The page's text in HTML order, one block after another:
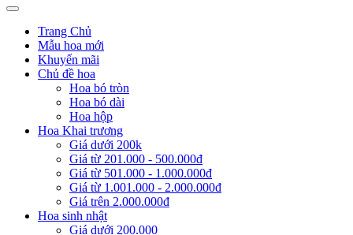
Trang Chủ
Mẫu hoa mới
Khuyến mãi
Chủ đề hoa
Hoa bó tròn
Hoa bó dài
Hoa hộp
Hoa Khai trương
Giá dưới 200k
Giá từ 201.000 - 500.000đ
Giá từ 501.000 - 1.000.000đ
Giá từ 1.001.000 - 2.000.000đ
Giá trên 2.000.000đ
Hoa sinh nhật
Giá dưới 200.000